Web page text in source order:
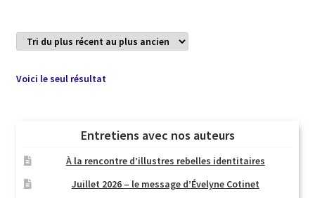
Voici le seul résultat
Entretiens avec nos auteurs
À la rencontre d’illustres rebelles identitaires
Juillet 2026 – le message d’Évelyne Cotinet